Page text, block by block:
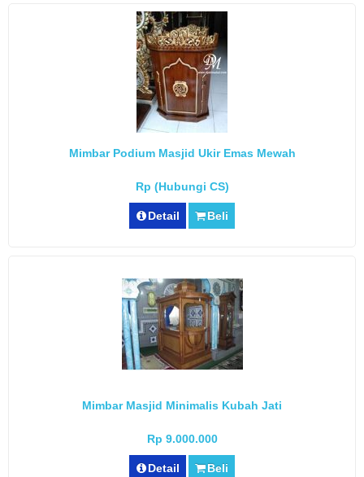
Mimbar Podium Masjid Ukir Emas Mewah
Rp (Hubungi CS)
Detail Beli
Mimbar Masjid Minimalis Kubah Jati
Rp 9.000.000
Detail Beli